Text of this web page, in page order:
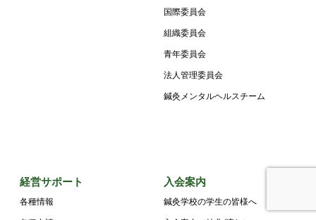
国際委員会
組織委員会
青年委員会
法人管理委員会
鍼灸メンタルヘルスチーム
経営サポート
各種情報
入会案内
鍼灸学校の学生の皆様へ